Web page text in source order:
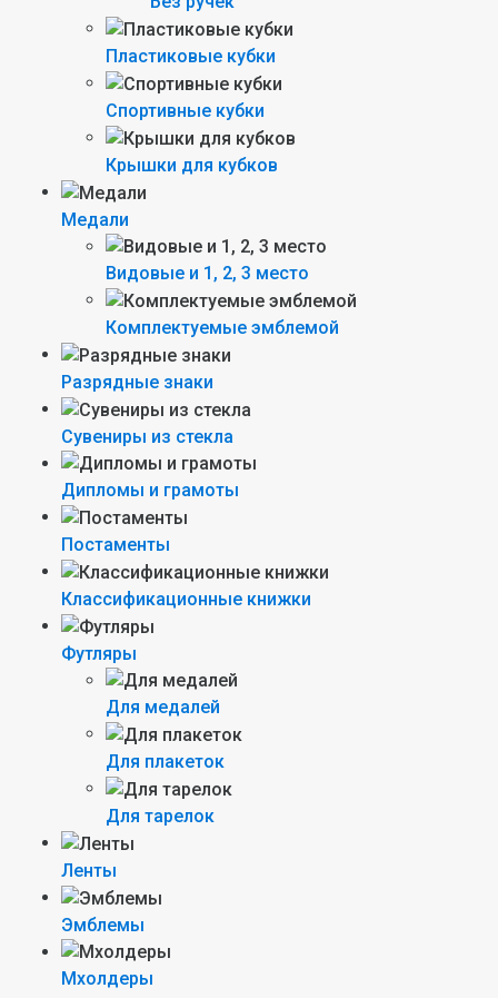
Пластиковые кубки
Спортивные кубки
Крышки для кубков
Медали
Видовые и 1, 2, 3 место
Комплектуемые эмблемой
Разрядные знаки
Сувениры из стекла
Дипломы и грамоты
Постаменты
Классификационные книжки
Футляры
Для медалей
Для плакеток
Для тарелок
Ленты
Эмблемы
Мхолдеры